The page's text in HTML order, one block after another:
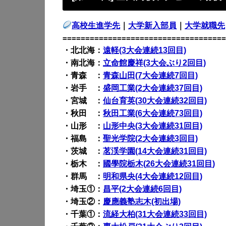
高校生進学先｜ 大学新入部員 大学就職先
・北北海： 遠軽(3大会連続13回目)
・南北海： 立命館慶祥(3大会ぶり2回目)
・青森 ： 青森山田(7大会連続7回目)
・岩手 ： 盛岡工業(2大会連続37回目)
・宮城 ： 仙台育英(30大会連続32回目)
・秋田 ： 秋田工業(6大会連続73回目)
・山形 ： 山形中央(3大会連続31回目)
・福島 ： 聖光学院(2大会連続3回目)
・茨城 ： 茗渓学園(14大会連続31回目)
・栃木 ： 國學院栃木(26大会連続31回目 )
・群馬 ： 明和県央(4大会連続12回目)
・埼玉①： 昌平(2大会連続6回目)
・埼玉②： 慶應義塾志木(初出場)
・千葉①： 流経大柏(31大会連続33回目)